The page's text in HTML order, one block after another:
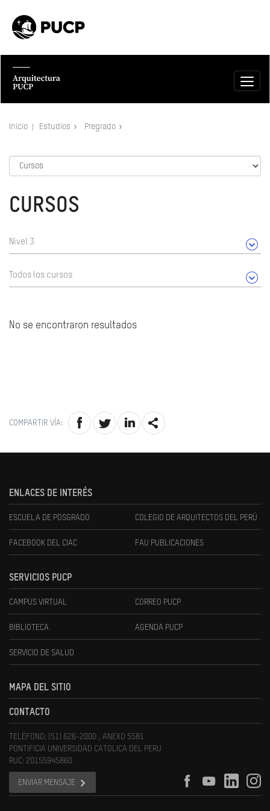
Inicio Estudios Pregrado
CURSOS
Nivel 3
Todos los cursos
No se encontraron resultados
COMPARTIR VÍA:
ENLACES DE INTERÉS
ESCUELA DE POSGRADO COLEGIO DE ARQUITECTOS DEL PERÚ
FACEBOOK DEL CIAC FAU PUBLICACIONES
SERVICIOS PUCP
CAMPUS VIRTUAL CORREO PUCP
BIBLIOTECA AGENDA PUCP
SERVICIO DE SALUD
MAPA DEL SITIO
CONTACTO
TELÉFONO: (51) 626-2000 , ANEXO 5581
PONTIFICIA UNIVERSIDAD CATOLICA DEL PERU
RUC: 20155945860
ENVIAR MENSAJE